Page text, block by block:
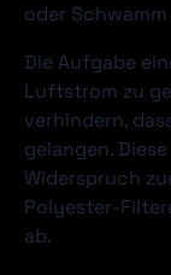
oder
Die Aufgabe
Luftstrom zu
verhindern,
gelangen.
Widerspruch
Polyester-
ab.